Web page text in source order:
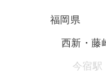
福岡県
西新・藤
今宿駅